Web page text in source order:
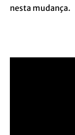
nesta mudança.